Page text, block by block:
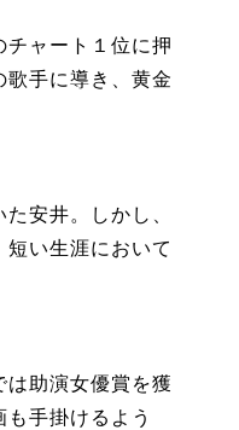
ャート１位に押
歌手に導き、黄金
安井。しかし、
い生涯において
助演女優賞を獲
手掛けるよう